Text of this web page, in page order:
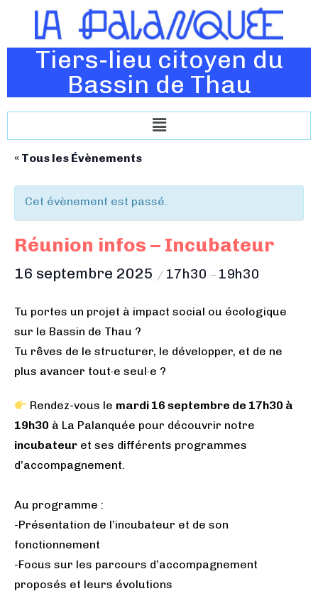
Tiers-lieu citoyen du
Bassin de Thau
« Tous les Évènements
Cet évènement est passé.
Réunion infos – Incubateur
16 septembre 2025 / 17h30 – 19h30
Tu portes un projet à impact social ou écologique
sur le Bassin de Thau ?
Tu rêves de le structurer, le développer, et de ne
plus avancer tout·e seul·e ?
Rendez-vous le mardi 16 septembre de 17h30 à
19h30 à La Palanquée pour découvrir notre
incubateur et ses différents programmes
d’accompagnement.
Au programme :
-Présentation de l’incubateur et de son
fonctionnement
-Focus sur les parcours d’accompagnement
proposés et leurs évolutions